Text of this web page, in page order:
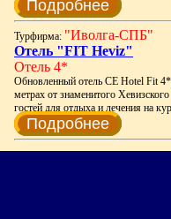
Подробнее
Турфирма: "Иволга-СПБ"
Отель "FIT Heviz"
Отель 4*
Обновленный отель CE Hotel Fit
метрах от знаменитого
гостей для отдыха и лечения на
Подробнее